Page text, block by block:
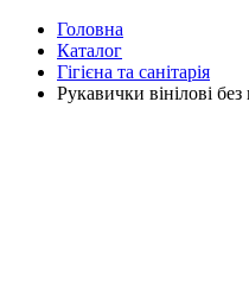
Головна
Каталог
Гігієна та санітарія
Рукавички вінілові